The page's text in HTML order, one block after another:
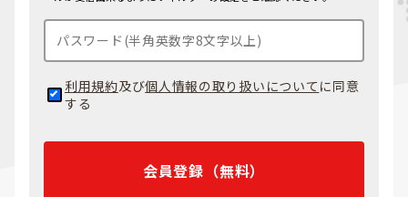
利用規約及び個人情報の取り扱いについて に同意
する
会員登録（無料）